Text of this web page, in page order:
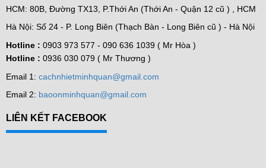
HCM: 80B, Đường TX13, P.Thới An (Thới An - Quận 12 cũ ) , HCM
Hà Nội: Số 24 - P. Long Biên (Thạch Bàn - Long Biên cũ ) - Hà Nội
Hotline : 0903 973 577 - 090 636 1039 ( Mr Hòa )
Hotline : 0936 030 079 ( Mr Thương )
Email 1: cachnhietminhquan@gmail.com
Email 2: baoonminhquan@gmail.com
LIÊN KẾT FACEBOOK